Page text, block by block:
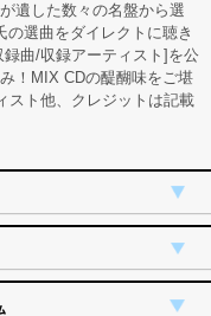
遺した数々の名盤から選
選曲をダイレクトに聴き
曲/収録アーティスト]を公
！MIX CDの醍醐味をご堪
スト他、クレジットは記載